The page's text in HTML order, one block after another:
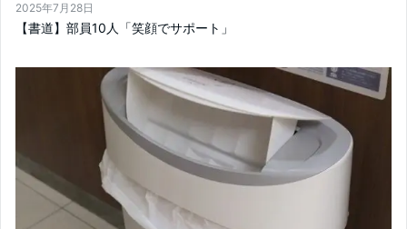
2025年7月28日
【書道】部員10人「笑顔でサポート」